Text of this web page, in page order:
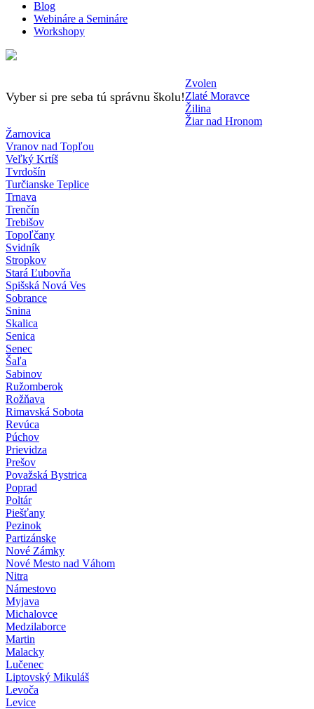
Blog
Webináre a Semináre
Workshopy
Vyber si pre seba tú správnu školu!
Zvolen
Zlaté Moravce
Žilina
Žiar nad Hronom
Žarnovica
Vranov nad Topľou
Veľký Krtíš
Tvrdošín
Turčianske Teplice
Trnava
Trenčín
Trebišov
Topoľčany
Svidník
Stropkov
Stará Ľubovňa
Spišská Nová Ves
Sobrance
Snina
Skalica
Senica
Senec
Šaľa
Sabinov
Ružomberok
Rožňava
Rimavská Sobota
Revúca
Púchov
Prievidza
Prešov
Považská Bystrica
Poprad
Poltár
Piešťany
Pezinok
Partizánske
Nové Zámky
Nové Mesto nad Váhom
Nitra
Námestovo
Myjava
Michalovce
Medzilaborce
Martin
Malacky
Lučenec
Liptovský Mikuláš
Levoča
Levice